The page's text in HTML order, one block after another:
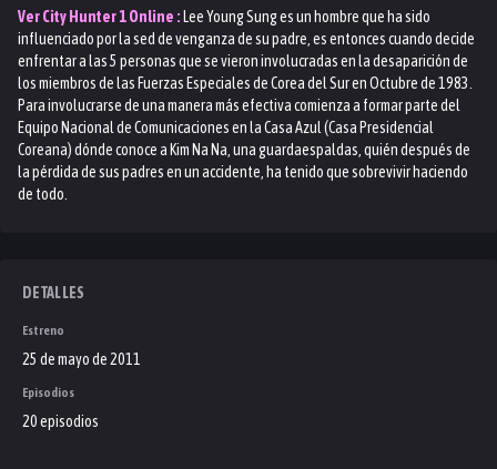
VerCity Hunter 1Online : Lee Young Sung es un hombre que ha sido
influenciado por la sed de venganza de su padre, es entonces cuando decide
enfrentar a las 5 personas que se vieron involucradas en la desaparición de
los miembros de las Fuerzas Especiales de Corea del Sur en Octubre de 1983.
Para involucrarse de una manera más efectiva comienza a formar parte del
Equipo Nacional de Comunicaciones en la Casa Azul (Casa Presidencial
Coreana) dónde conoce a Kim Na Na, una guardaespaldas, quién después de
la pérdida de sus padres en un accidente, ha tenido que sobrevivir haciendo
de todo.
DETALLES
Estreno
25 de mayo de 2011
Episodios
20 episodios